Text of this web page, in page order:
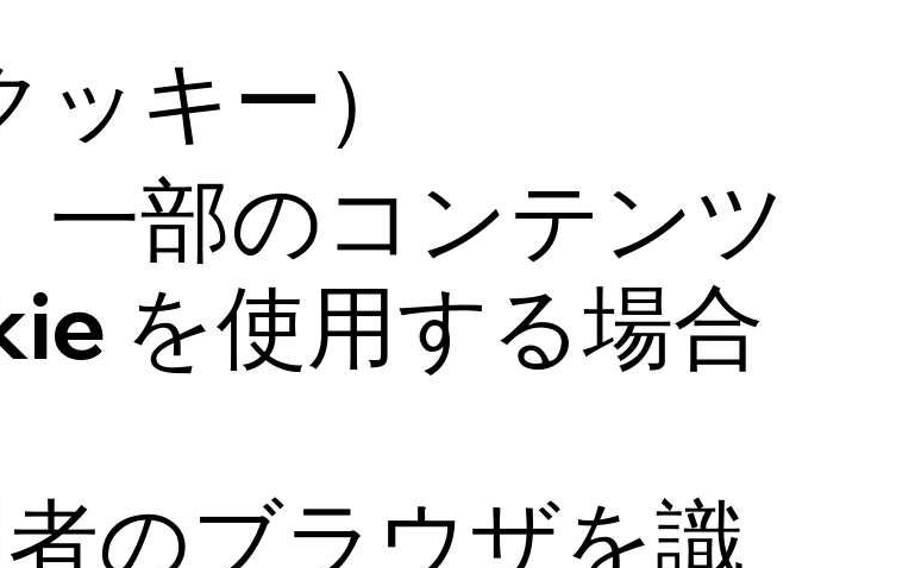
キー）
一部のコンテンツ
を使用する場合
のブラウザを識